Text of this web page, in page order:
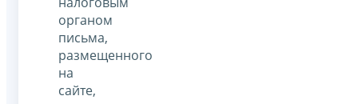
органом
письма,
размещенного
на
сайте,